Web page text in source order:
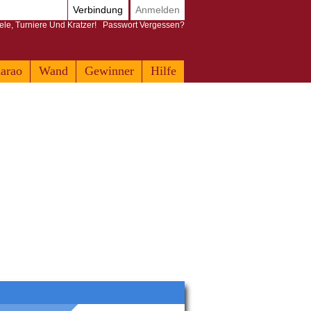
Wand Gewinner Hilfe
Verbindung Anmelden
Turniere Und Kratzer! Passwort Vergessen?